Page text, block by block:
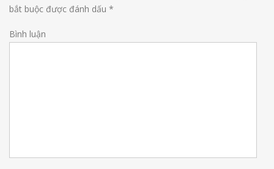
bắt buộc được đánh dấu *
Bình luận